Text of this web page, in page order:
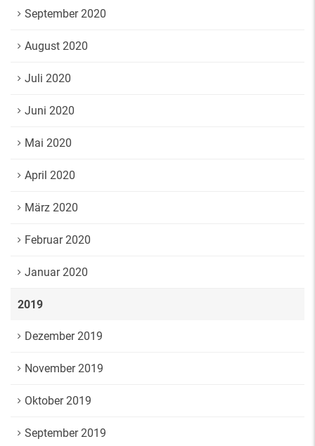
September 2020
August 2020
Juli 2020
Juni 2020
Mai 2020
April 2020
März 2020
Februar 2020
Januar 2020
2019
Dezember 2019
November 2019
Oktober 2019
September 2019